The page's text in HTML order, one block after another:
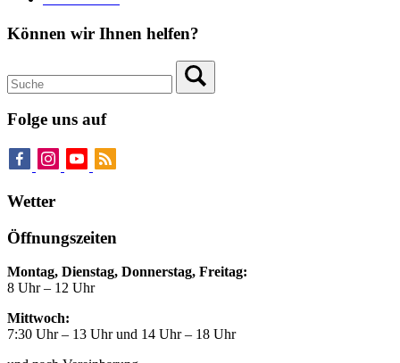
Können wir Ihnen helfen?
Folge uns auf
Wetter
Öffnungszeiten
Montag, Dienstag, Donnerstag, Freitag:
8 Uhr – 12 Uhr
Mittwoch:
7:30 Uhr – 13 Uhr und 14 Uhr – 18 Uhr